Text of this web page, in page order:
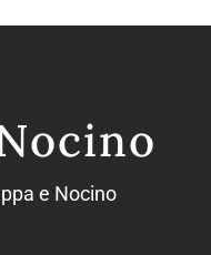
e Nocino